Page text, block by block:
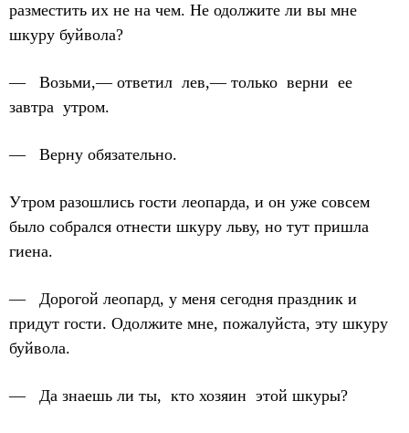
разместить их не на чем. Не одолжите ли вы мне
шкуру буйвола?
— Возьми,— ответил лев,— только верни ее
завтра утром.
— Верну обязательно.
Утром разошлись гости леопарда, и он уже совсем
было собрался отнести шкуру льву, но тут пришла
гиена.
— Дорогой леопард, у меня сегодня праздник и
придут гости. Одолжите мне, пожалуйста, эту шкуру
буйвола.
— Да знаешь ли ты, кто хозяин этой шкуры?